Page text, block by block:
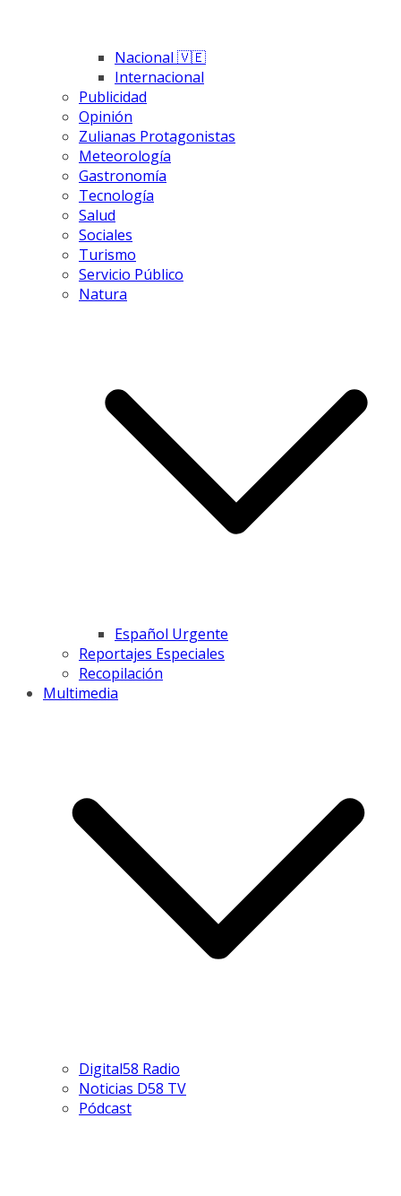
Nacional 🇻🇪
Internacional
Publicidad
Opinión
Zulianas Protagonistas
Meteorología
Gastronomía
Tecnología
Salud
Sociales
Turismo
Servicio Público
Natura
Español Urgente
Reportajes Especiales
Recopilación
Multimedia
Digital58 Radio
Noticias D58 TV
Pódcast